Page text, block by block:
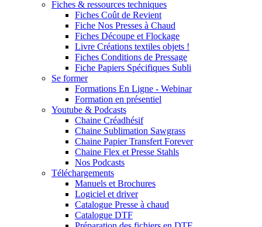
Fiches & ressources techniques
Fiches Coût de Revient
Fiche Nos Presses à Chaud
Fiches Découpe et Flockage
Livre Créations textiles objets !
Fiches Conditions de Pressage
Fiche Papiers Spécifiques Subli
Se former
Formations En Ligne - Webinar
Formation en présentiel
Youtube & Podcasts
Chaine Créadhésif
Chaine Sublimation Sawgrass
Chaine Papier Transfert Forever
Chaine Flex et Presse Stahls
Nos Podcasts
Téléchargements
Manuels et Brochures
Logiciel et driver
Catalogue Presse à chaud
Catalogue DTF